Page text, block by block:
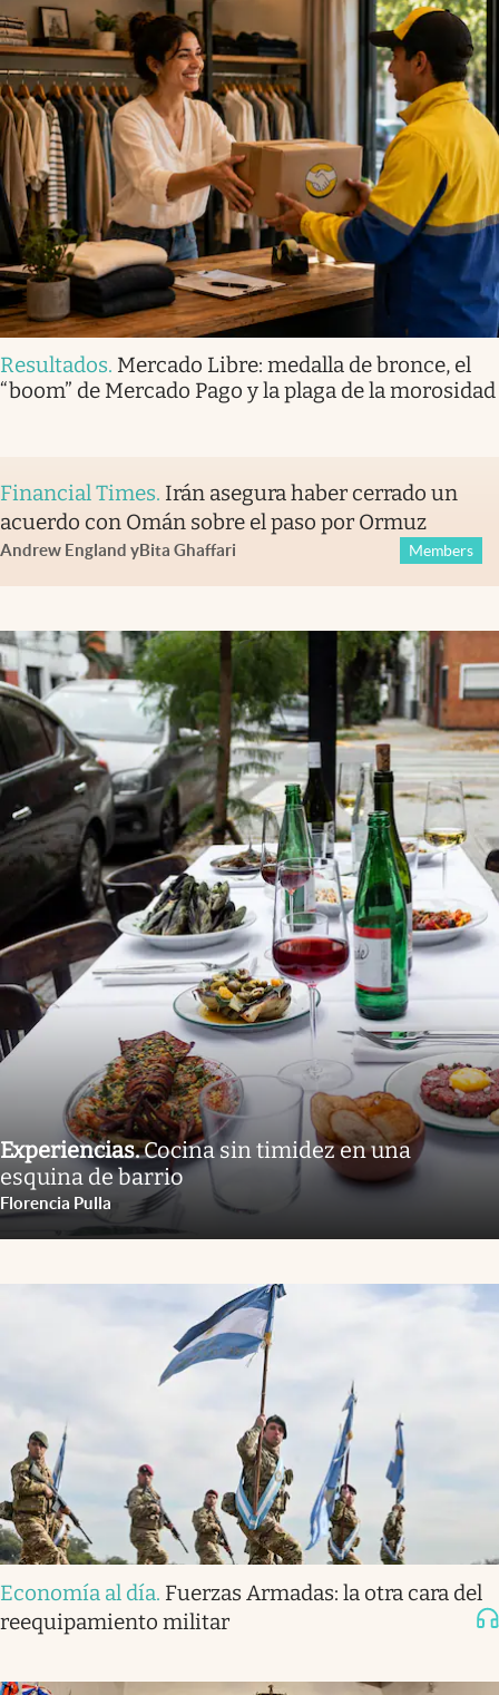
Resultados. Mercado Libre: medalla de bronce, el
“boom” de Mercado Pago y la plaga de la morosidad
Financial Times. Irán asegura haber cerrado un
acuerdo con Omán sobre el paso por Ormuz
Andrew England yBita Ghaffari Members
Experiencias.Cocina sin timidez en una
esquina de barrio
Florencia Pulla
Economía al día. Fuerzas Armadas: la otra cara del
reequipamiento militar